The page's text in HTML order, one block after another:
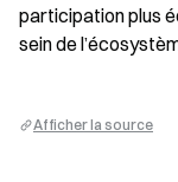
participation plus
sein de
Afficher la source